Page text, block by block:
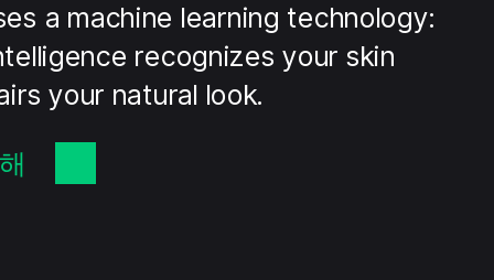
a machine learning technology:
recognizes your skin
your natural look.